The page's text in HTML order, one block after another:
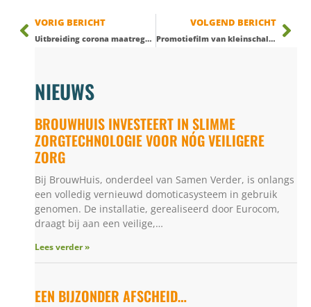
VORIG BERICHT
Uitbreiding corona maatregelen SamenThuis – Deurne
VOLGEND BERICHT
Promotiefilm van kleinschalig wonen te Deurne; SamenThuis Samen Verder.
NIEUWS
BROUWHUIS INVESTEERT IN SLIMME
ZORGTECHNOLOGIE VOOR NÓG VEILIGERE
ZORG
Bij BrouwHuis, onderdeel van Samen Verder, is onlangs
een volledig vernieuwd domoticasysteem in gebruik
genomen. De installatie, gerealiseerd door Eurocom,
draagt bij aan een veilige,…
Lees verder »
EEN BIJZONDER AFSCHEID…